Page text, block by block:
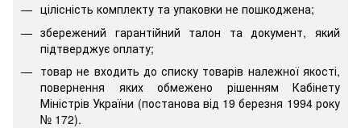
цілісність комплекту та упаковки не пошкоджена;
збережений гарантійний талон та документ, який
підтверджує оплату;
товар не входить до списку товарів належної якості,
повернення яких обмежено рішенням Кабінету
Міністрів України (постанова від 19 березня 1994 року
№ 172).